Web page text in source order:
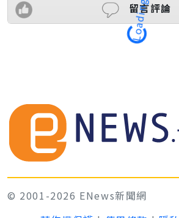
留言評論
Loading
© 2001-2026 ENews新聞網